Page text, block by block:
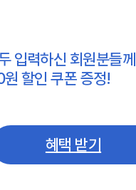
입력하신 회원분들께
할인 쿠폰 증정!
혜택 받기